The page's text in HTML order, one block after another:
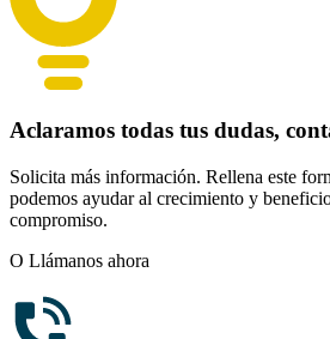
Aclaramos todas tus dudas,
Solicita más información. Rellena este
podemos ayudar al crecimiento y
compromiso.
O Llámanos ahora